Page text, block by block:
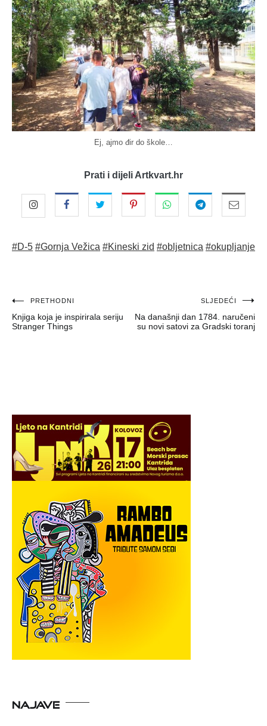
Ej, ajmo đir do škole…
Prati i dijeli Artkvart.hr
#D-5 #Gornja Vežica #Kineski zid #obljetnica #okupljanje
Navigacija
objava
PRETHODNI
Knjiga koja je inspirirala seriju
Stranger Things
SLJEDEĆI
Na današnji dan 1784. naručeni
su novi satovi za Gradski toranj
NAJAVE